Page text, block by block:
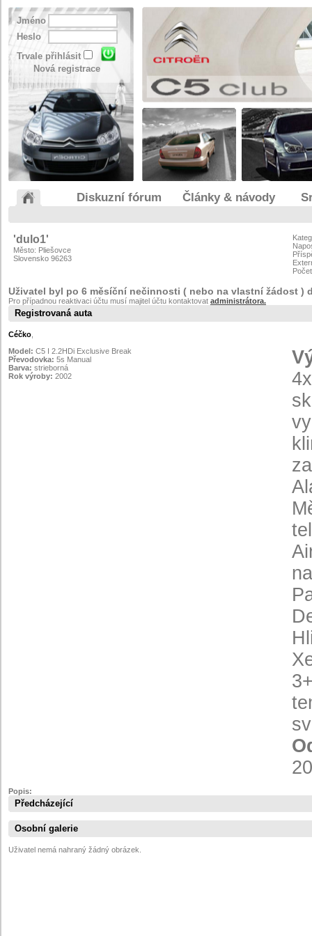
Jméno
Heslo
Trvale přihlásit
Nová registrace
Diskuzní fórum Články & návody
'dulo1'
Město: Pliešovce
Slovensko 96263
Uživatel byl po 6 měsíční nečinnosti ( nebo na vlastní žádost )
Pro případnou reaktivaci účtu musí majitel účtu kontaktovat administrátora.
Registrovaná auta
Céčko
Model: C5 I 2.2HDi Exclusive Break
Převodovka: 5s Manual
Barva: strieborná
Rok výroby: 2002
Popis:
Předcházející
Osobní galerie
Uživatel nemá nahraný žádný obrázek.